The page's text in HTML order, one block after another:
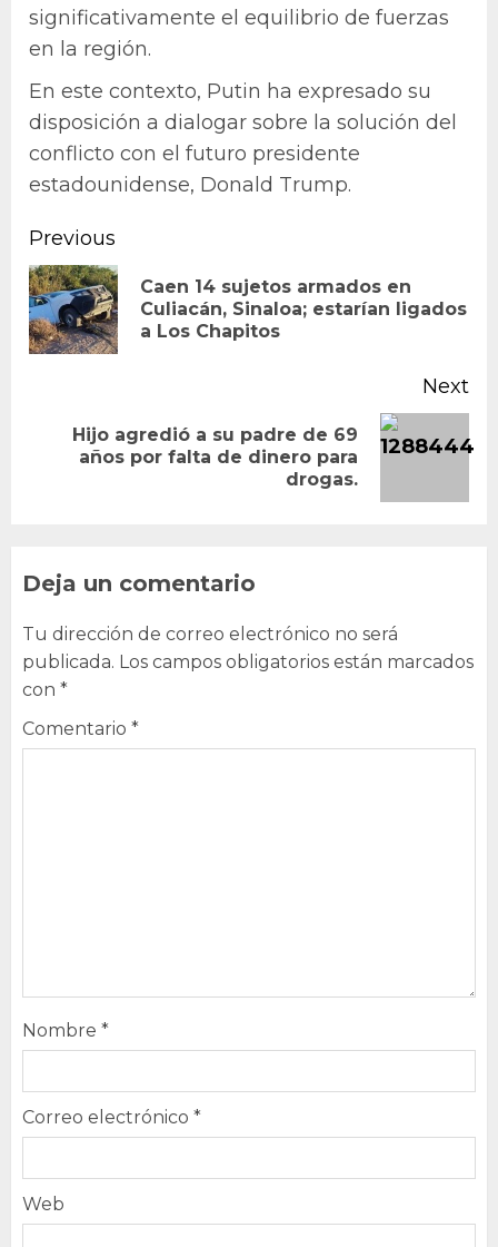
significativamente el equilibrio de fuerzas
en la región.
En este contexto, Putin ha expresado su
disposición a dialogar sobre la solución del
conflicto con el futuro presidente
estadounidense, Donald Trump.
Continue
Reading
Previous
Caen 14 sujetos armados en
Culiacán, Sinaloa; estarían ligados
a Los Chapitos
Next
Hijo agredió a su padre de 69
años por falta de dinero para
drogas.
Deja un comentario
Tu dirección de correo electrónico no será
publicada. Los campos obligatorios están marcados
con *
Comentario *
Nombre *
Correo electrónico *
Web